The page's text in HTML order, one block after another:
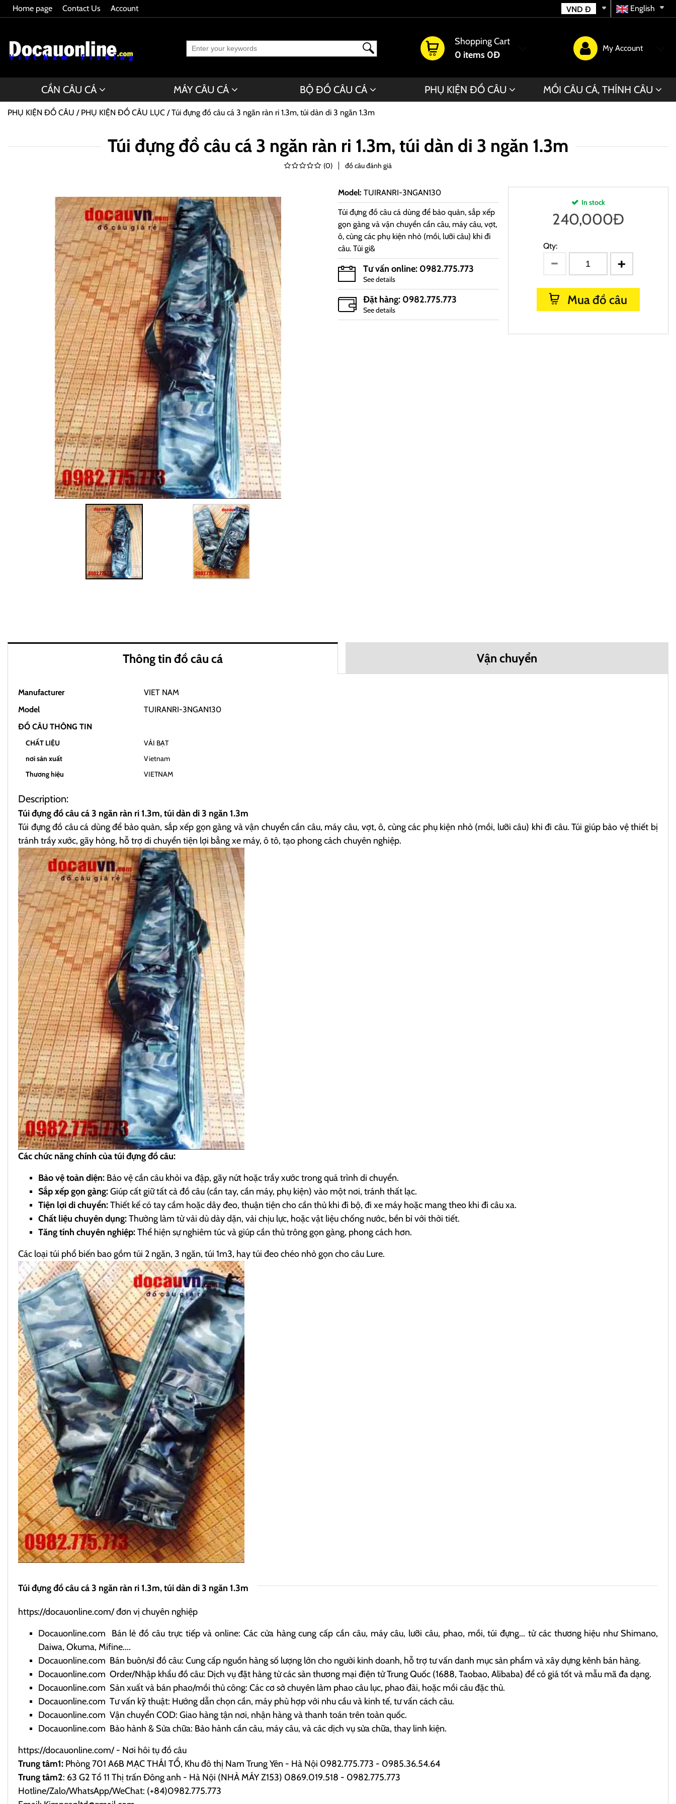
Home page Contact Us Account English
VND Đ
Shopping Cart
0 items 0Đ
My Account
CẦN CÂU CÁ MÁY CÂU CÁ BỘ ĐỒ CÂU CÁ PHỤ KIỆN ĐỒ CÂU MỒI CÂU CÁ, THÍNH CÂU
PHỤ KIỆN ĐỒ CÂU PHỤ KIỆN ĐỒ CÂU LỤC Túi đựng đồ câu cá 3 ngăn ràn ri 1.3m, túi dàn di 3 ngăn 1.3m
Túi đựng đồ câu cá 3 ngăn ràn ri 1.3m, túi dàn di 3 ngăn 1.3m
(0) đồ câu đánh giá
Model: TUIRANRI-3NGAN130
Túi đựng đồ câu cá dùng để bảo quản, sắp xếp
gọn gàng và vận chuyển cần câu, máy câu, vợt,
ô, cùng các phụ kiện nhỏ (mồi, lưỡi câu) khi đi
câu. Túi gi&
Tư vấn online: 0982.775.773
See details
Đặt hàng: 0982.775.773
See details
In stock
240,000Đ
Qty:
Mua đồ câu
Thông tin đồ câu cá Vận chuyển
Manufacturer
VIET NAM
Model
TUIRANRI-3NGAN130
ĐỒ CÂU THÔNG TIN
CHẤT LIỆU
VẢI BẠT
nơi sản xuất
Vietnam
Thương hiệu
VIETNAM
Description:
Túi đựng đồ câu cá 3 ngăn ràn ri 1.3m, túi dàn di 3 ngăn 1.3m
Túi đựng đồ câu cá dùng để bảo quản, sắp xếp gọn gàng và vận chuyển cần câu, máy câu, vợt, ô, cùng các phụ kiện nhỏ (mồi, lưỡi câu) khi đi câu. Túi giúp bảo vệ thiết bị
tránh trầy xước, gãy hỏng, hỗ trợ di chuyển tiện lợi bằng xe máy, ô tô, tạo phong cách chuyên nghiệp.
Các chức năng chính của túi đựng đồ câu:
Bảo vệ toàn diện: Bảo vệ cần câu khỏi va đập, gãy nứt hoặc trầy xước trong quá trình di chuyển.
Sắp xếp gọn gàng:Giúp cất giữ tất cả đồ câu (cần tay, cần máy, phụ kiện) vào một nơi, tránh thất lạc.
Tiện lợi di chuyển:Thiết kế có tay cầm hoặc dây đeo, thuận tiện cho cần thủ khi đi bộ, đi xe máy hoặc mang theo khi đi câu xa.
Chất liệu chuyên dụng:Thường làm từ vải dù dày dặn, vải chịu lực, hoặc vật liệu chống nước, bền bỉ với thời tiết.
Tăng tính chuyên nghiệp:Thể hiện sự nghiêm túc và giúp cần thủ trông gọn gàng, phong cách hơn.
Các loại túi phổ biến bao gồm túi 2 ngăn, 3 ngăn, túi 1m3, hay túi đeo chéo nhỏ gọn cho câu Lure.
Túi đựng đồ câu cá 3 ngăn ràn ri 1.3m, túi dàn di 3 ngăn 1.3m
https://docauonline.com/đơn vị chuyên nghiệp
Docauonline.com Bán lẻ đồ câu trực tiếp và online: Các cửa hàng cung cấp cần câu, máy câu, lưỡi câu, phao, mồi, túi đựng... từ các thương hiệu như Shimano,
Daiwa, Okuma, Mifine....
Docauonline.com Bán buôn/sỉ đồ câu: Cung cấp nguồn hàng số lượng lớn cho người kinh doanh, hỗ trợ tư vấn danh mục sản phẩm và xây dựng kênh bán hàng.
Docauonline.com Order/Nhập khẩu đồ câu: Dịch vụ đặt hàng từ các sàn thương mại điện tử Trung Quốc (1688, Taobao, Alibaba) để có giá tốt và mẫu mã đa dạng.
Docauonline.com Sản xuất và bán phao/mồi thủ công: Các cơ sở chuyên làm phao câu lục, phao đài, hoặc mồi câu đặc thù.
Docauonline.com Tư vấn kỹ thuật: Hướng dẫn chọn cần, máy phù hợp với nhu cầu và kinh tế, tư vấn cách câu.
Docauonline.com Vận chuyển COD: Giao hàng tận nơi, nhận hàng và thanh toán trên toàn quốc.
Docauonline.com Bảo hành & Sửa chữa: Bảo hành cần câu, máy câu, và các dịch vụ sửa chữa, thay linh kiện.
https://docauonline.com/- Nơi hôi tụ đồ câu
Trung tâm1: Phòng 701 A6B MẠC THÁI TỔ, Khu đô thị Nam Trung Yên - Hà Nội 0982.775.773 - 0985.36.54.64
Trung tâm2: 63 G2 Tổ 11 Thị trấn Đông anh - Hà Nội (NHÀ MÁY Z153) 0869.019.518 - 0982.775.773
Hotline/Zalo/WhatsApp/WeChat: (+84)0982.775.773